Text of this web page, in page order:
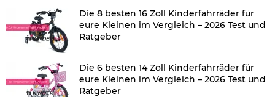
Die 8 besten 16 Zoll Kinderfahrräder für
eure Kleinen im Vergleich – 2026 Test und
Ratgeber
Die 6 besten 14 Zoll Kinderfahrräder für
eure Kleinen im Vergleich – 2026 Test und
Ratgeber